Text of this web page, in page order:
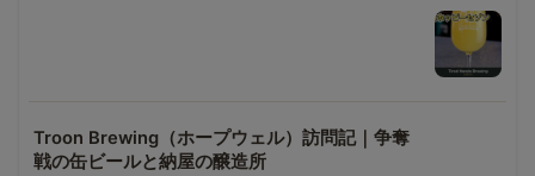
Troon Brewing（ホープウェル）訪問記｜争奪
戦の缶ビールと納屋の醸造所